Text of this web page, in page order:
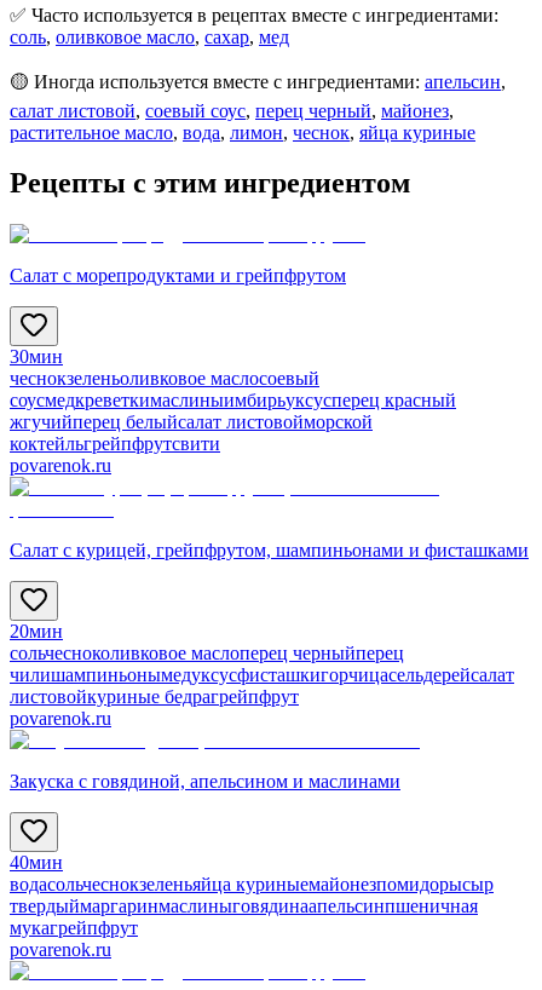
✅ Часто используется в рецептах вместе с ингредиентами:
соль, оливковое масло, сахар, мед
🟡 Иногда используется вместе с ингредиентами: апельсин,
салат листовой, соевый соус, перец черный, майонез,
растительное масло, вода, лимон, чеснок, яйца куриные
Рецепты с этим ингредиентом
Салат с морепродуктами и грейпфрутом
30мин
чеснокзеленьоливковое маслосоевый
соусмедкреветкимаслиныимбирьуксусперец красный
жгучийперец белыйсалат листовойморской
коктейльгрейпфрутсвити
povarenok.ru
Салат с курицей, грейпфрутом, шампиньонами и фисташками
20мин
сольчесноколивковое маслоперец черныйперец
чилишампиньонымедуксусфисташкигорчицасельдерейсалат
листовойкуриные бедрагрейпфрут
povarenok.ru
Закуска с говядиной, апельсином и маслинами
40мин
водасольчеснокзеленьяйца куриныемайонезпомидорысыр
твердыймаргаринмаслиныговядинаапельсинпшеничная
мукагрейпфрут
povarenok.ru